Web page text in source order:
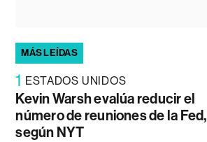
MÁS LEÍDAS
1 ESTADOS UNIDOS
Kevin Warsh evalúa reducir el
número de reuniones de la Fed,
según NYT